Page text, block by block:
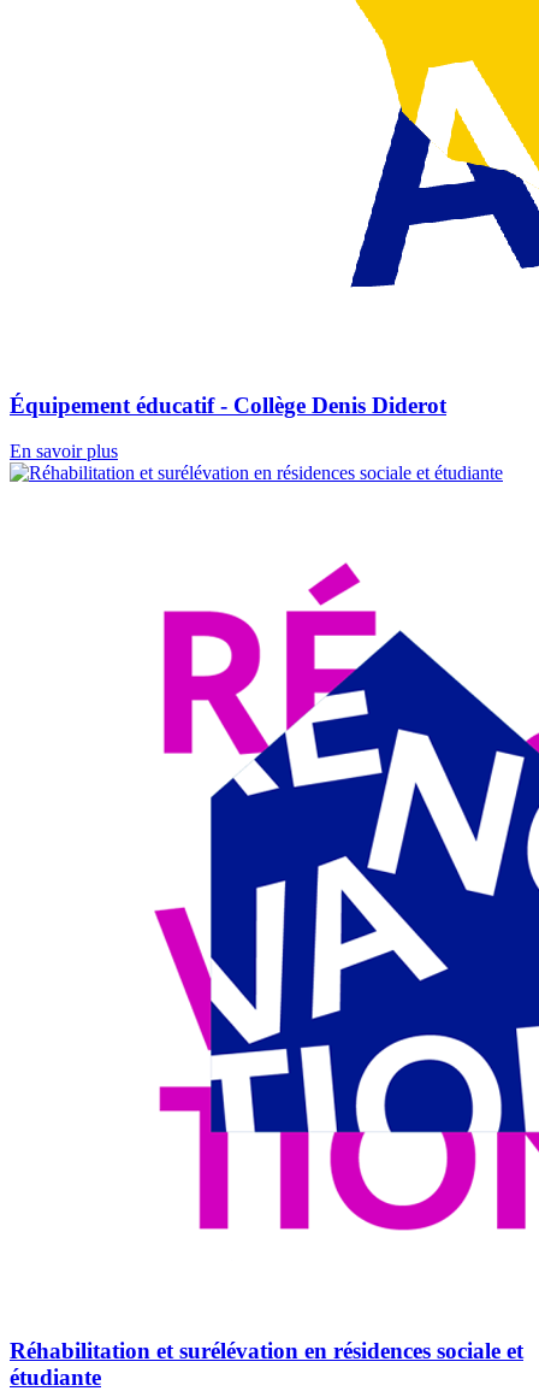
Équipement éducatif - Collège Denis Diderot
En savoir plus
Réhabilitation et surélévation en résidences sociale et
étudiante